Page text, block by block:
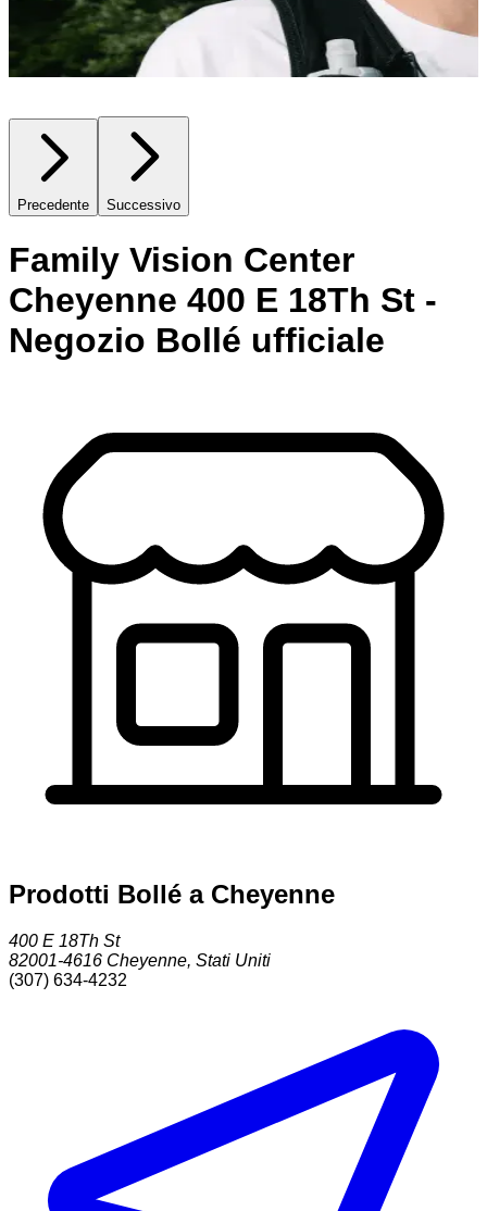
Precedente Successivo
Family Vision Center
Cheyenne 400 E 18Th St -
Negozio Bollé ufficiale
Prodotti Bollé a Cheyenne
400 E 18Th St
82001-4616 Cheyenne, Stati Uniti
(307) 634-4232